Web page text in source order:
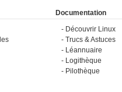
Documentation
Découvrir Linux
Trucs & Astuces
Léannuaire
Logithèque
Pilothèque